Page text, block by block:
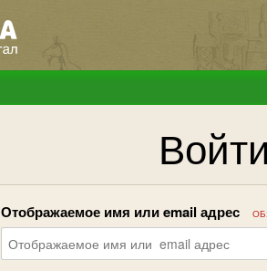
Войти
Отображаемое имя или email адрес